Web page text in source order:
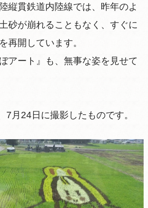
縦貫鉄道内陸線では、昨年のよ
砂が崩れることもなく、すぐに
再開しています。
アート』も、無事な姿を見せて
7月24日に撮影したものです。